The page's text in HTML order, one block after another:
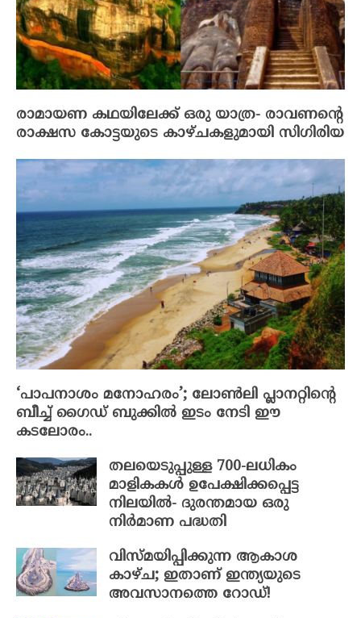
രാമായണ കഥയിലേക്ക് ഒരു യാത്ര- രാവണന്റെ
രാക്ഷസ കോട്ടയുടെ കാഴ്ചകളുമായി സിഗിരിയ
‘പാപനാശം മനോഹരം’; ലോൺലി പ്ലാനറ്റിന്‍റെ
ബീച്ച് ഗൈഡ് ബുക്കിൽ ഇടം നേടി ഈ
കടലോരം..
തലയെടുപ്പുള്ള 700-ലധികം
മാളികകൾ ഉപേക്ഷിക്കപ്പെട്ട
നിലയിൽ- ദുരന്തമായ ഒരു
നിർമാണ പദ്ധതി
വിസ്മയിപ്പിക്കുന്ന ആകാശ
കാഴ്ച; ഇതാണ് ഇന്ത്യയുടെ
അവസാനത്തെ റോഡ്!